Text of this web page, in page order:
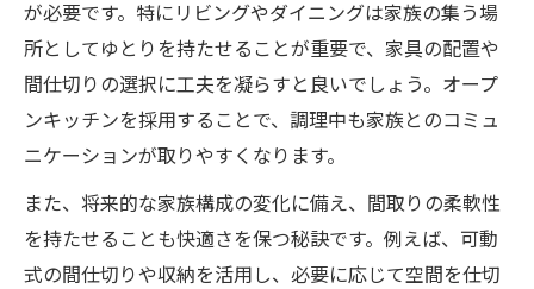
が必要です。特にリビングやダイニングは家族の集う場
所としてゆとりを持たせることが重要で、家具の配置や
間仕切りの選択に工夫を凝らすと良いでしょう。オープ
ンキッチンを採用することで、調理中も家族とのコミュ
ニケーションが取りやすくなります。
また、将来的な家族構成の変化に備え、間取りの柔軟性
を持たせることも快適さを保つ秘訣です。例えば、可動
式の間仕切りや収納を活用し、必要に応じて空間を仕切